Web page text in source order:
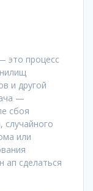
это процесс
и другой
—
сбоя
случайного
или
ап сделаться